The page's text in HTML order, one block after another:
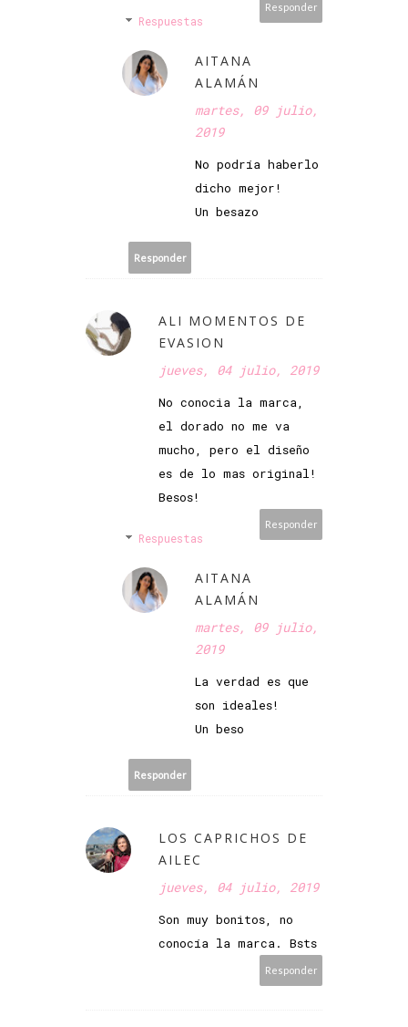
Responder
Respuestas
AITANA
ALAMÁN
martes, 09 julio,
2019
No podría haberlo
dicho mejor!
Un besazo
Responder
ALI MOMENTOS DE
EVASION
jueves, 04 julio, 2019
No conocia la marca,
el dorado no me va
mucho, pero el diseño
es de lo mas original!
Besos!
Responder
Respuestas
AITANA
ALAMÁN
martes, 09 julio,
2019
La verdad es que
son ideales!
Un beso
Responder
LOS CAPRICHOS DE
AILEC
jueves, 04 julio, 2019
Son muy bonitos, no
conocía la marca. Bsts
Responder